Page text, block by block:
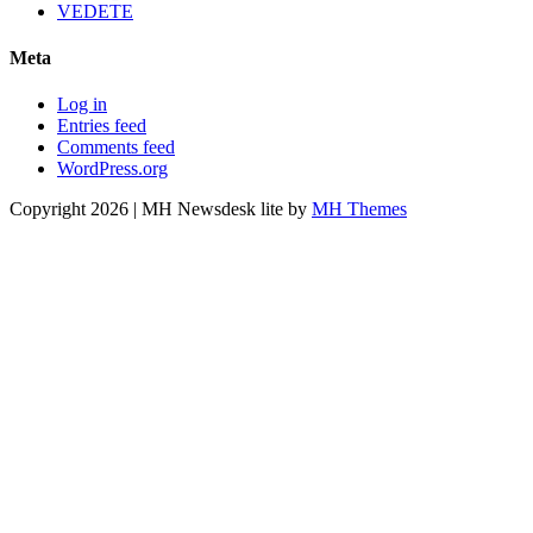
VEDETE
Meta
Log in
Entries feed
Comments feed
WordPress.org
Copyright 2026 | MH Newsdesk lite by MH Themes